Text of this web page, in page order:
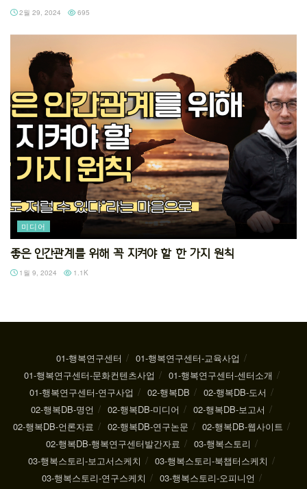
2월 29, 2024 695
미디어
좋은 인간관계를 위해 꼭 지켜야 할 한 가지 원칙
1월 9, 2024 1.1K
01-행복연구센터
01-행복연구센터-교육사업
01-행복연구센터-문화컨텐츠사업
01-행복연구센터-센터소개
01-행복연구센터-연구사업
02-행복DB
02-행복DB-도서
02-행복DB-명언
02-행복DB-미디어
02-행복DB-보고서
02-행복DB-언론자료
02-행복DB-연구논문
02-행복DB-웹사이트
02-행복DB-행복연구센터발간자료
03-행복스토리
03-행복스토리-보고서스케치
03-행복스토리-북챕터스케치
03-행복스토리-연구스케치
03-행복스토리-오피니언